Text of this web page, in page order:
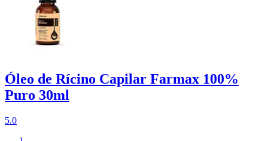
Óleo de Rícino Capilar Farmax 100%
Puro 30ml
5.0